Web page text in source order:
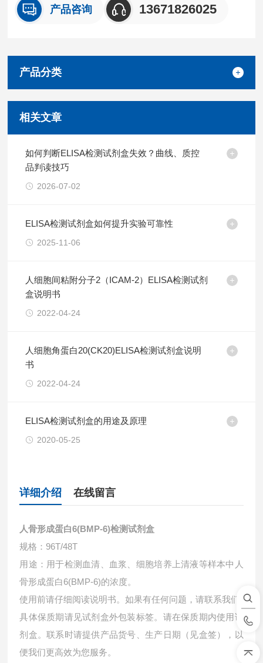
产品咨询 13671826025
产品分类
相关文章
如何判断ELISA检测试剂盒失效？曲线、质控
品判读技巧
2026-07-02
ELISA检测试剂盒如何提升实验可靠性
2025-11-06
人细胞间粘附分子2（ICAM-2）ELISA检测试剂
盒说明书
2022-04-24
人细胞角蛋白20(CK20)ELISA检测试剂盒说明
书
2022-04-24
ELISA检测试剂盒的用途及原理
2020-05-25
详细介绍 在线留言
人骨形成蛋白6(BMP-6)检测试剂盒
规格：96T/48T
用途：用于检测血清、血浆、细胞培养上清液等样本中 人
骨形成蛋白6(BMP-6)的浓度。
使用前请仔细阅读说明书。如果有任何问题，请联系我们
具体保质期请见试剂盒外包装标签。请在保质期内使用试
剂盒。联系时请提供产品货号、生产日期（见盒签），以
便我们更高效为您服务。